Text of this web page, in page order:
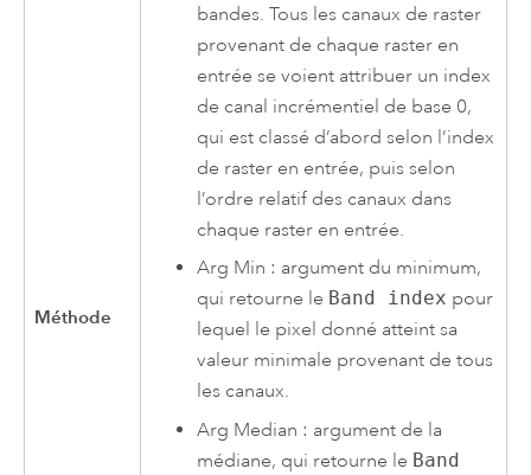
Méthode
bandes. Tous les canaux de raster
provenant de chaque raster en
entrée se voient attribuer un index
de canal incrémentiel de base 0,
qui est classé d’abord selon l’index
de raster en entrée, puis selon
l’ordre relatif des canaux dans
chaque raster en entrée.
Arg Min : argument du minimum,
qui retourne le Band index pour
lequel le pixel donné atteint sa
valeur minimale provenant de tous
les canaux.
Arg Median : argument de la
médiane, qui retourne le Band